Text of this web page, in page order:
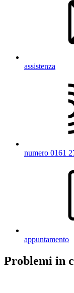
assistenza
numero 0161
appuntamento
Problemi in